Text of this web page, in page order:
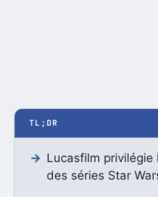
TL;DR
Lucasfilm privilégie
des séries Star